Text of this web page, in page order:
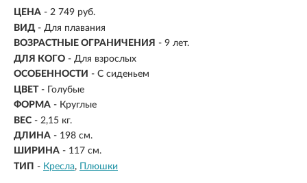
ЦЕНА - 2 749 руб.
ВИД - Для плавания
ВОЗРАСТНЫЕ ОГРАНИЧЕНИЯ - 9 лет.
ДЛЯ КОГО - Для взрослых
ОСОБЕННОСТИ - С сиденьем
ЦВЕТ - Голубые
ФОРМА - Круглые
ВЕС - 2,15 кг.
ДЛИНА - 198 см.
ШИРИНА - 117 см.
ТИП - Кресла Плюшки